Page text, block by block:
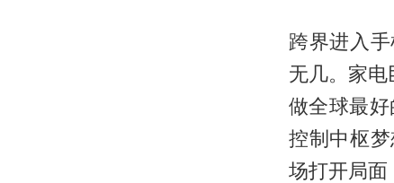
跨界进入
无几。家
做全球最
控制中枢
场打开局面